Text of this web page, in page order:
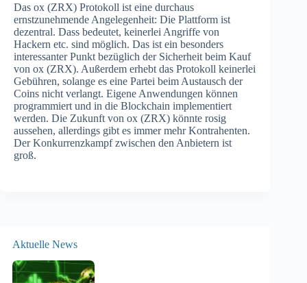
Das ox (ZRX) Protokoll ist eine durchaus
ernstzunehmende Angelegenheit: Die Plattform ist
dezentral. Dass bedeutet, keinerlei Angriffe von
Hackern etc. sind möglich. Das ist ein besonders
interessanter Punkt bezüglich der Sicherheit beim Kauf
von ox (ZRX). Außerdem erhebt das Protokoll keinerlei
Gebühren, solange es eine Partei beim Austausch der
Coins nicht verlangt. Eigene Anwendungen können
programmiert und in die Blockchain implementiert
werden. Die Zukunft von ox (ZRX) könnte rosig
aussehen, allerdings gibt es immer mehr Kontrahenten.
Der Konkurrenzkampf zwischen den Anbietern ist
groß.
Aktuelle News